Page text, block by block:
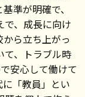
準が明確で、
で、成長に向け
ら立ち上がっ
て、トラブル時
安心して働けて
「教員」とい